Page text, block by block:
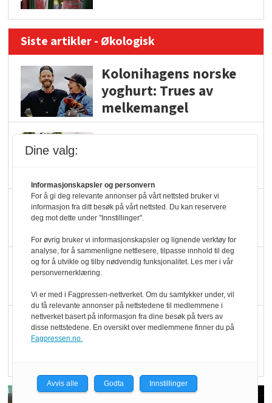
Siste artikler - Økologisk
Kolonihagens norske
yoghurt: Trues av
melkemangel
Marit Kolby vant
Blir enklere å velge
økologisk i butikkhylla
Kolonihagen sliter
Rapport: Økokundene
Dine valg:
Informasjonskapsler og personvern
For å gi deg relevante annonser på vårt nettsted bruker vi
informasjon fra ditt besøk på vårt nettsted. Du kan reservere
deg mot dette under "Innstillinger".
For øvrig bruker vi informasjonskapsler og lignende verktøy for
analyse, for å sammenligne nettlesere, tilpasse innhold til deg
og for å utvikle og tilby nødvendig funksjonalitet. Les mer i vår
personvernerklæring.
Vi er med i Fagpressen-nettverket. Om du samtykker under, vil
du få relevante annonser på nettstedene til medlemmene i
nettverket basert på informasjon fra dine besøk på tvers av
disse nettstedene. En oversikt over medlemmene finner du på
Fagpressen.no.
Avvis alle Godta Innstillinger